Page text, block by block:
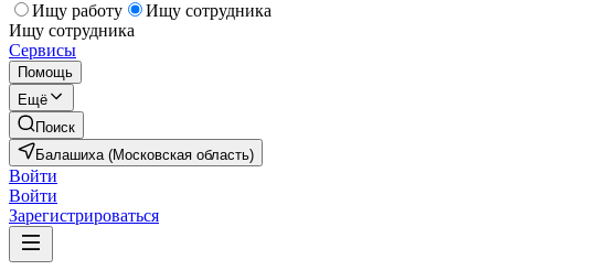
Ищу работу
Ищу сотрудника
Ищу сотрудника
Сервисы
Помощь
Ещё
Поиск
Балашиха (Московская область)
Войти
Войти
Зарегистрироваться